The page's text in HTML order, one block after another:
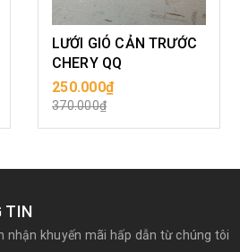
LƯỚI GIÓ CẢN TRƯỚC
CHERY QQ
250.000₫
370.000₫
MUA HÀNG
TIN
nhận khuyến mãi hấp dẫn từ chúng tôi